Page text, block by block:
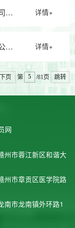
关
流
详情+
司
供
）
详情+
下页 第 /81页 跳转
网
州市蓉江新区和谐大
州市章贡区医学院路
南市龙南镇外环路1